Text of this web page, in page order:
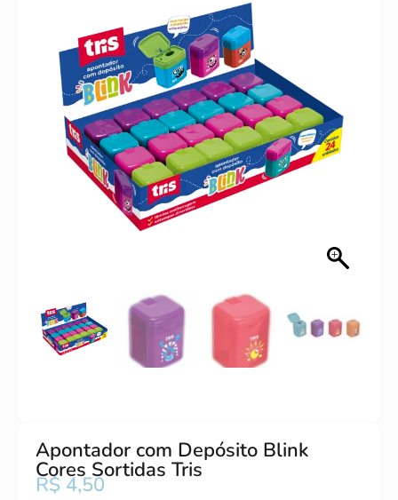
Apontador com Depósito Blink
Cores Sortidas Tris
R$4,50